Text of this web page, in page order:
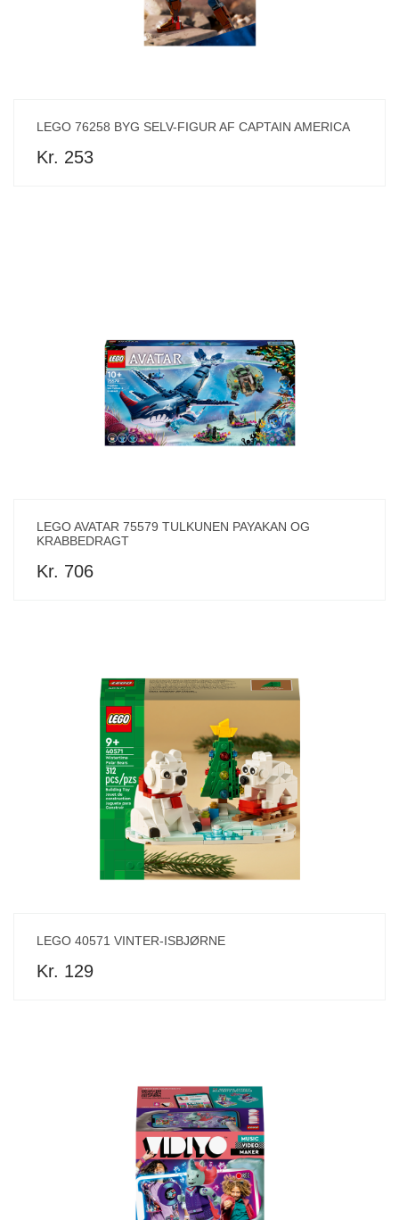
LEGO 76258 BYG SELV-FIGUR AF CAPTAIN AMERICA
Kr. 253
LEGO AVATAR 75579 TULKUNEN PAYAKAN OG
KRABBEDRAGT
Kr. 706
LEGO 40571 VINTER-ISBJØRNE
Kr. 129